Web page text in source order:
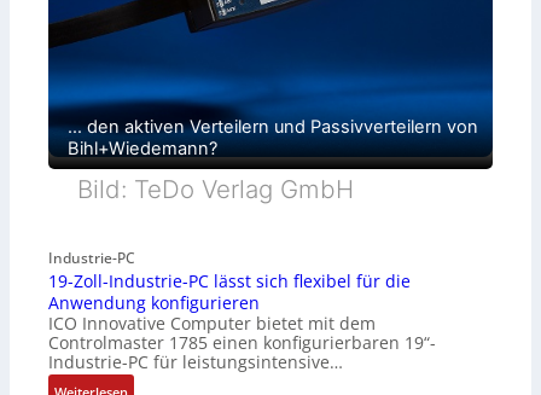
… den aktiven Verteilern und Passivverteilern von
Bihl+Wiedemann?
Bild: TeDo Verlag GmbH
Industrie-PC
19-Zoll-Industrie-PC lässt sich flexibel für die
Anwendung konfigurieren
ICO Innovative Computer bietet mit dem
Controlmaster 1785 einen konfigurierbaren 19“-
Industrie-PC für leistungsintensive…
: